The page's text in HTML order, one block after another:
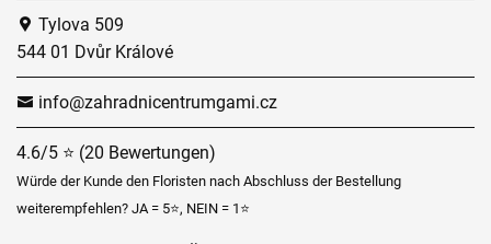
Tylova 509
544 01 Dvůr Králové
info@zahradnicentrumgami.cz
4.6/5 ⭐ (20 Bewertungen)
Würde der Kunde den Floristen nach Abschluss der Bestellung
weiterempfehlen? JA = 5⭐, NEIN = 1⭐